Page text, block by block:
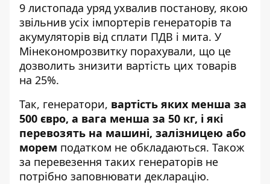
9 листопада уряд ухвалив постанову, якою
звільнив усіх імпортерів генераторів та
акумуляторів від сплати ПДВ і мита. У
Мінекономрозвитку порахували, що це
дозволить знизити вартість цих товарів
на 25%.
Так, генератори, вартість яких менша за
500 євро, а вага менша за 50 кг, і які
перевозять на машині, залізницею або
морем податком не обкладаються. Також
за перевезення таких генераторів не
потрібно заповнювати декларацію.